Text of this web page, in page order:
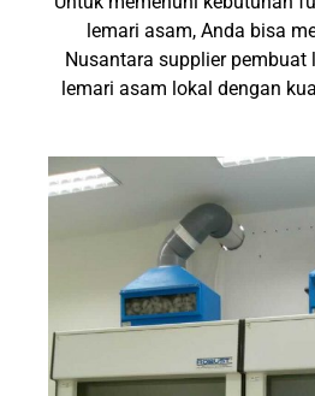
lemari asam, Anda bisa
Nusantara supplier pembuat
lemari asam lokal dengan